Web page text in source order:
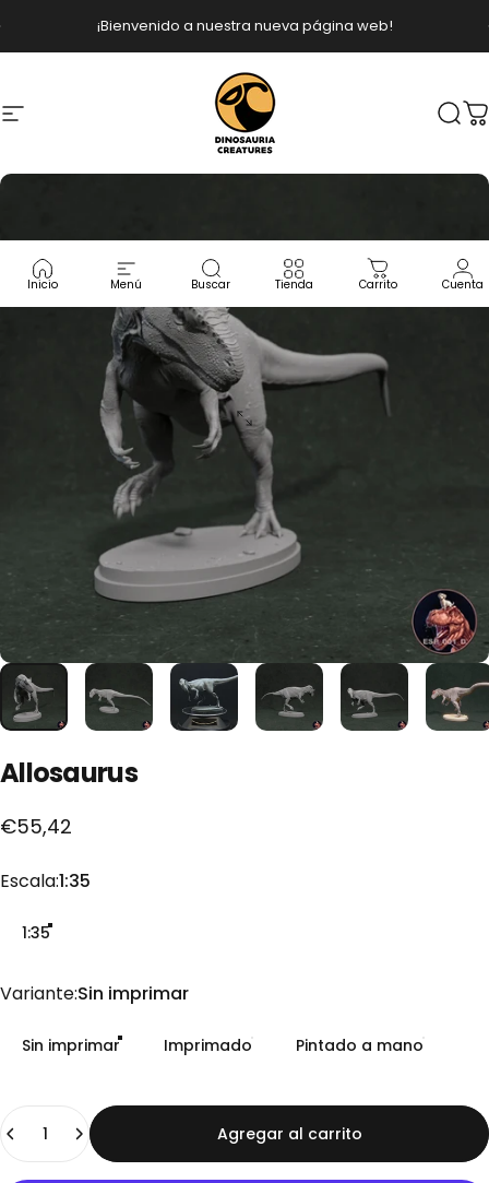
¡Bienvenido a nuestra nueva página web!
diapositivas pausa
Navegación Dinosauria Creatures
Inicio Menú Buscar Tienda Carrito Cuenta
Allosaurus
€55,42
Escala
Escala:1:35
1:35
Variante
Variante:Sin imprimar
Sin imprimar Imprimado Pintado a mano
Cantidad
Agregar al carrito